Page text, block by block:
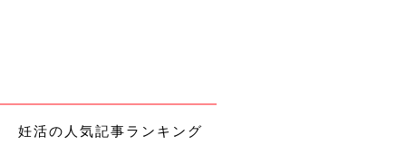
妊活の人気記事ランキング